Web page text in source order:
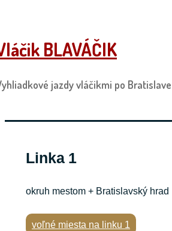
to
Content
BLAVÁČIK
jazdy vláčikmi po Bratislave
Linka 1
okruh mestom + Bratislavský hrad
voľné miesta na linku 1